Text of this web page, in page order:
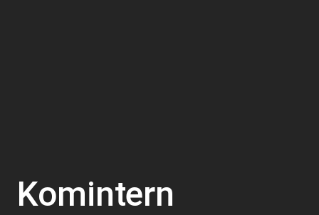
Komintern